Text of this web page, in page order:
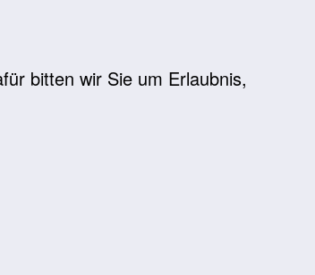
bitten wir Sie um Erlaubnis,